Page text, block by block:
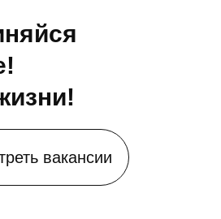
вакансии